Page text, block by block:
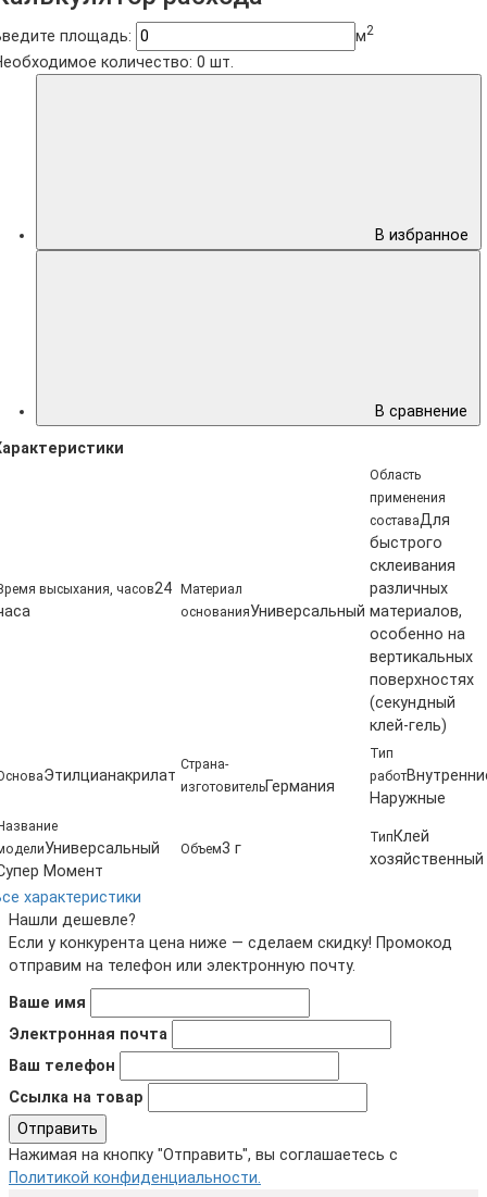
площадь: м2
количество: 0 шт.
В избранное
В сравнение
высыхания, часов24
Материал
основанияУниверсальный
Область
применения
составаДля
быстрого
склеивания
различных
материалов,
особенно на
вертикальных
поверхностях
(секундный
клей-гель)
Этилцианакрилат
Страна-
изготовительГермания
Тип
работ
Наружные
Универсальный
Момент
Объем3 г
Тип Клей
хозяйственный
характеристики
Нашли дешевле?
Если у конкурента цена ниже — сделаем скидку! Промокод
отправим на телефон или электронную почту.
Ваше имя
Электронная почта
Ваш телефон
Ссылка на товар
Отправить
Нажимая на кнопку "Отправить", вы соглашаетесь с
Политикой конфиденциальности.